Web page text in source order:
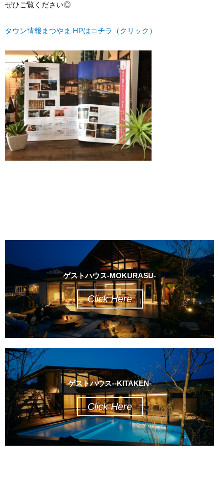
ぜひご覧ください◎
タウン情報まつやま HPはコチラ（クリック）
ゲストハウス-MOKURASU-
Click Here
ゲストハウス--KITAKEN-
Click Here